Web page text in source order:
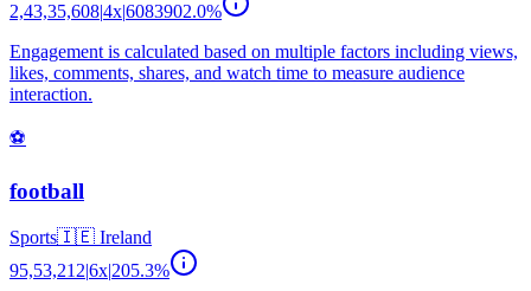
2,43,35,608|4x|6083902.0%
Engagement is calculated based on multiple factors including views,
likes, comments, shares, and watch time to measure audience
interaction.
⚽
football
Sports🇮🇪 Ireland
95,53,212|6x|205.3%